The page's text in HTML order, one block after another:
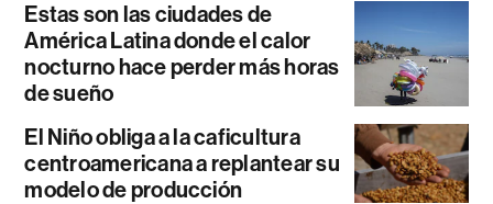
Estas son las ciudades de
América Latina donde el calor
nocturno hace perder más horas
de sueño
El Niño obliga a la caficultura
centroamericana a replantear su
modelo de producción